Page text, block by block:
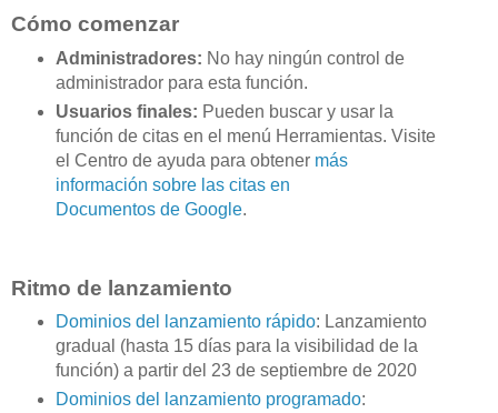
Cómo comenzar
Administradores: No hay ningún control de
administrador para esta función.
Usuarios finales: Pueden buscar y usar la
función de citas en el menú Herramientas. Visite
el Centro de ayuda para obtener más
información sobre las citas en
Documentos de Google.
Ritmo de lanzamiento
Dominios del lanzamiento rápido: Lanzamiento
gradual (hasta 15 días para la visibilidad de la
función) a partir del 23 de septiembre de 2020
Dominios del lanzamiento programado: